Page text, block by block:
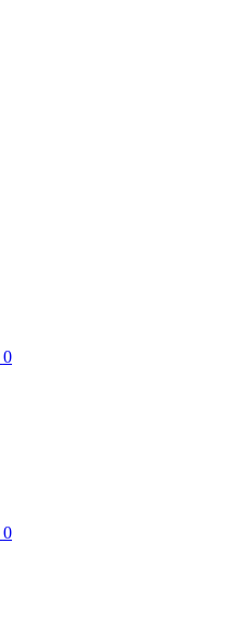
0
0